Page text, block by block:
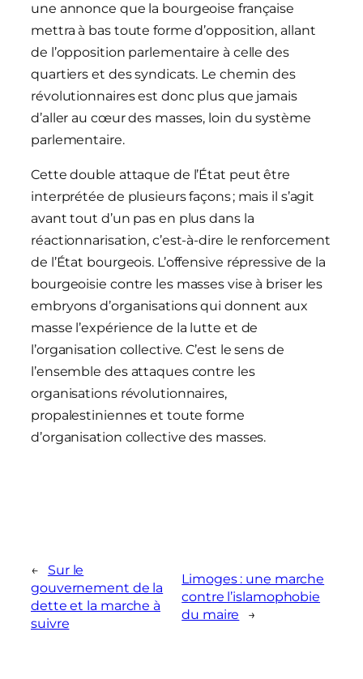
une annonce que la bourgeoise française
mettra à bas toute forme d’opposition, allant
de l’opposition parlementaire à celle des
quartiers et des syndicats. Le chemin des
révolutionnaires est donc plus que jamais
d’aller au cœur des masses, loin du système
parlementaire.
Cette double attaque de l’État peut être
interprétée de plusieurs façons ; mais il s’agit
avant tout d’un pas en plus dans la
réactionnarisation, c’est-à-dire le renforcement
de l’État bourgeois. L’offensive répressive de la
bourgeoisie contre les masses vise à briser les
embryons d’organisations qui donnent aux
masse l’expérience de la lutte et de
l’organisation collective. C’est le sens de
l’ensemble des attaques contre les
organisations révolutionnaires,
propalestiniennes et toute forme
d’organisation collective des masses.
←
Sur le
gouvernement de la
dette et la marche à
suivre
Limoges : une marche
contre l’islamophobie
du maire
→